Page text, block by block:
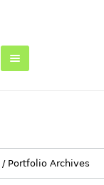
/ Portfolio Archives